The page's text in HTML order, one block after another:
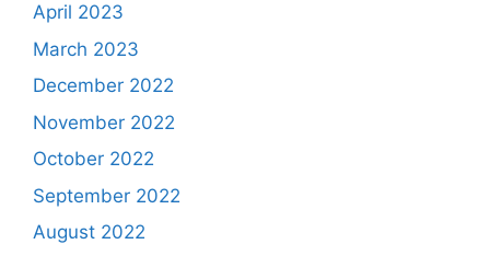
April 2023
March 2023
December 2022
November 2022
October 2022
September 2022
August 2022